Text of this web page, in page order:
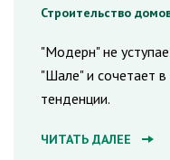
Строительство
"Модерн" не
"Шале" и сочетает в
тенденции.
ЧИТАТЬ ДАЛЕЕ